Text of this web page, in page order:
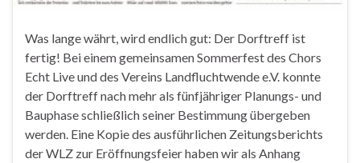
Was lange währt, wird endlich gut: Der Dorftreff ist
fertig! Bei einem gemeinsamen Sommerfest des Chors
Echt Live und des Vereins Landfluchtwende e.V. konnte
der Dorftreff nach mehr als fünfjähriger Planungs- und
Bauphase schließlich seiner Bestimmung übergeben
werden. Eine Kopie des ausführlichen Zeitungsberichts
der WLZ zur Eröffnungsfeier haben wir als Anhang